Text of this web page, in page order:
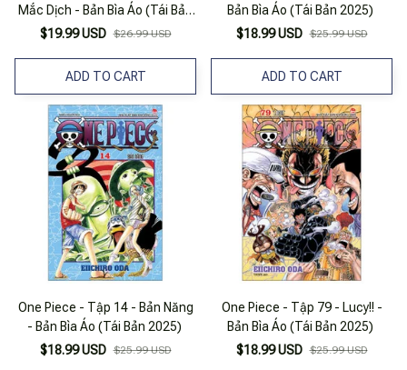
Mắc Dịch - Bản Bìa Áo (Tái Bản
2022)
$19.99 USD $26.99 USD
ADD TO CART
Bản Bìa Áo (Tái Bản 2025)
$18.99 USD $25.99 USD
ADD TO CART
One Piece - Tập 14 - Bản Năng
- Bản Bìa Áo (Tái Bản 2025)
$18.99 USD $25.99 USD
One Piece - Tập 79 - Lucy!! -
Bản Bìa Áo (Tái Bản 2025)
$18.99 USD $25.99 USD